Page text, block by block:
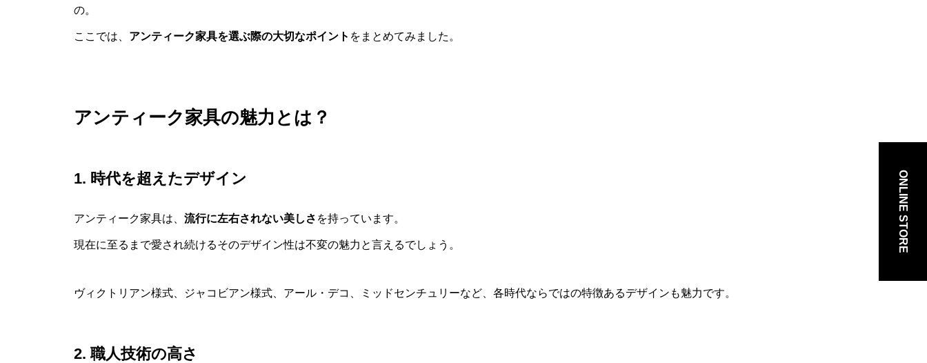
の。
ここでは、 アンティーク家具を選ぶ際の大切なポイント をまとめてみました。
アンティーク家具の魅力とは？
1. 時代を超えたデザイン
アンティーク家具は、 流行に左右されない美しさ を持っています。
現在に至るまで愛され続けるそのデザイン性は不変の魅力と言えるでしょう。
ヴィクトリアン様式、ジャコビアン様式、アール・デコ、ミッドセンチュリーなど、各時代ならではの特徴あるデザインも魅力です。
2. 職人技術の高さ
ONLINE STORE